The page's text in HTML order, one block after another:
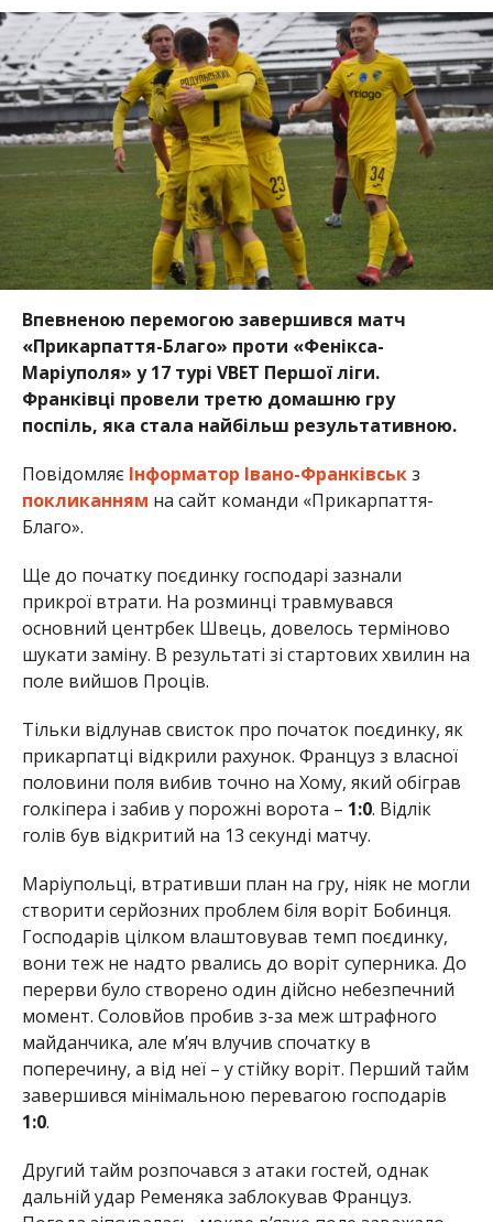
Впевненою перемогою завершився матч
«Прикарпаття-Благо» проти «Фенікса-
Маріуполя» у 17 турі VBET Першої ліги.
Франківці провели третю домашню гру
поспіль, яка стала найбільш результативною.
Повідомляє Інформатор Івано-Франківськз
покликанням на сайт команди «Прикарпаття-
Благо».
Ще до початку поєдинку господарі зазнали
прикрої втрати. На розминці травмувався
основний центрбек Швець, довелось терміново
шукати заміну. В результаті зі стартових хвилин на
поле вийшов Проців.
Тільки відлунав свисток про початок поєдинку, як
прикарпатці відкрили рахунок. Француз з власної
половини поля вибив точно на Хому, який обіграв
голкіпера і забив у порожні ворота – 1:0. Відлік
голів був відкритий на 13 секунді матчу.
Маріупольці, втративши план на гру, ніяк не могли
створити серйозних проблем біля воріт Бобинця.
Господарів цілком влаштовував темп поєдинку,
вони теж не надто рвались до воріт суперника. До
перерви було створено один дійсно небезпечний
момент. Соловйов пробив з-за меж штрафного
майданчика, але м’яч влучив спочатку в
поперечину, а від неї – у стійку воріт. Перший тайм
завершився мінімальною перевагою господарів
1:0.
Другий тайм розпочався з атаки гостей, однак
дальній удар Ременяка заблокував Француз.